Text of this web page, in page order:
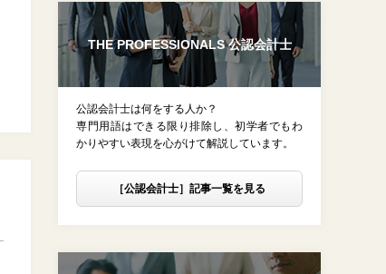
THE PROFESSIONALS 公認会計士
公認会計士は何をする人か？
専門用語はできる限り排除し、初学者でもわ
かりやすい表現を心がけて解説しています。
［公認会計士］記事一覧を見る